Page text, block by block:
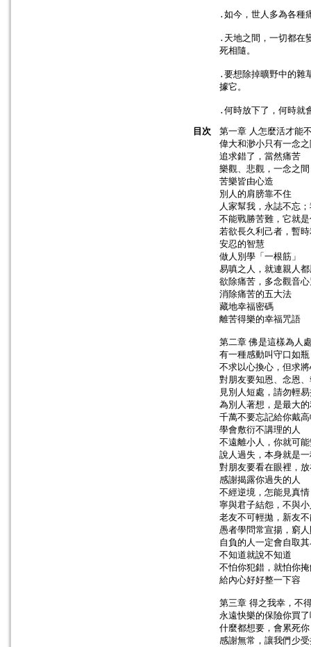
․如今，世人多為各種
․天地之間，一切都在
死相隨。
․要想除掉曠野中的雜
據它。
․何時放下了，何時就
目次
第一章 人怎麼活才能
偉大和渺小只有一念
追求錯了，當然痛苦
樂觀、悲觀，一念之間
苦樂皆由心造
別人的肩膀靠不住
人家幫我，永誌不忘
不能戰勝苦難，它就
若欲長久利己者，暫
安忍的智慧
做人別學「一根筋」
易嗔之人，就連親人
欲除痛苦，多念觀音
消除痛苦的五大法
藏地幸福密碼
離苦得樂的幸福咒語
第二章 佛是這樣為人
有一種感動叫守口如瓶
不求以心換心，但求
對朋友要知恩、念恩
見別人短處，請勿輕
為別人著想，是最大
千萬不要忘記給你戴
學會敷衍不講理的人
不遠離小人，你就可
說人過失，本身就是
對朋友要看在眼裡，
感謝揭露你過失的人
不經逆境，怎能見真情
寧與君子結怨，不與
老友不可輕拋，新友
愚者學問常宣揚，窮
自負的人一定會自取
不知道就說不知道
不怕你犯錯，就怕你
給內心好好整一下容
第三章 得之我幸，不
永遠快樂的保險你買
什麼都想要，會累死你
感謝無常，讓我們少